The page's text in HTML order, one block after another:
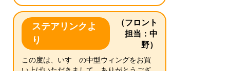
ステアリンクよ
り
（フロント
担当：中
野）
この度は、いすゞの中型ウィングをお買